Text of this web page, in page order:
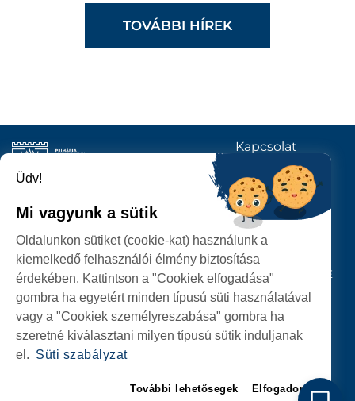
TOVÁBBI HÍREK
SZEMÉLYES ADATOK VÉDELME
SZATMÁRNÉMETI
POLGÁRMESTERI HIVATAL
P-ȚA 25 OCTOMBRIE, NR. 1 CORP M, 440026 SATU MARE
Kapcsolat
KÖVESSENEK
Üdv!
Mi vagyunk a sütik
Oldalunkon sütiket (cookie-kat) használunk a
kiemelkedő felhasználói élmény biztosítása
érdekében. Kattintson a "Cookiek elfogadása"
gombra ha egyetért minden típusú süti használatával
vagy a "Cookiek személyreszabása" gombra ha
szeretné kiválasztani milyen típusú sütik induljanak
el. Süti szabályzat
További lehetősegek Elfogadom